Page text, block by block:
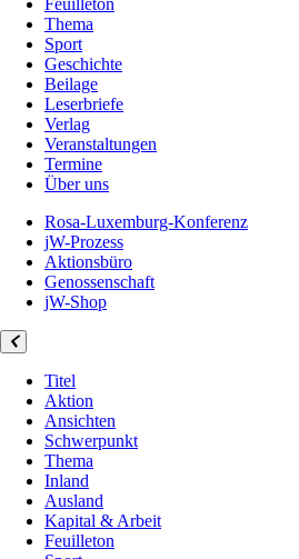
Feuilleton
Thema
Sport
Geschichte
Beilage
Leserbriefe
Verlag
Veranstaltungen
Termine
Über uns
Rosa-Luxemburg-Konferenz
jW-Prozess
Aktionsbüro
Genossenschaft
jW-Shop
Titel
Aktion
Ansichten
Schwerpunkt
Thema
Inland
Ausland
Kapital & Arbeit
Feuilleton